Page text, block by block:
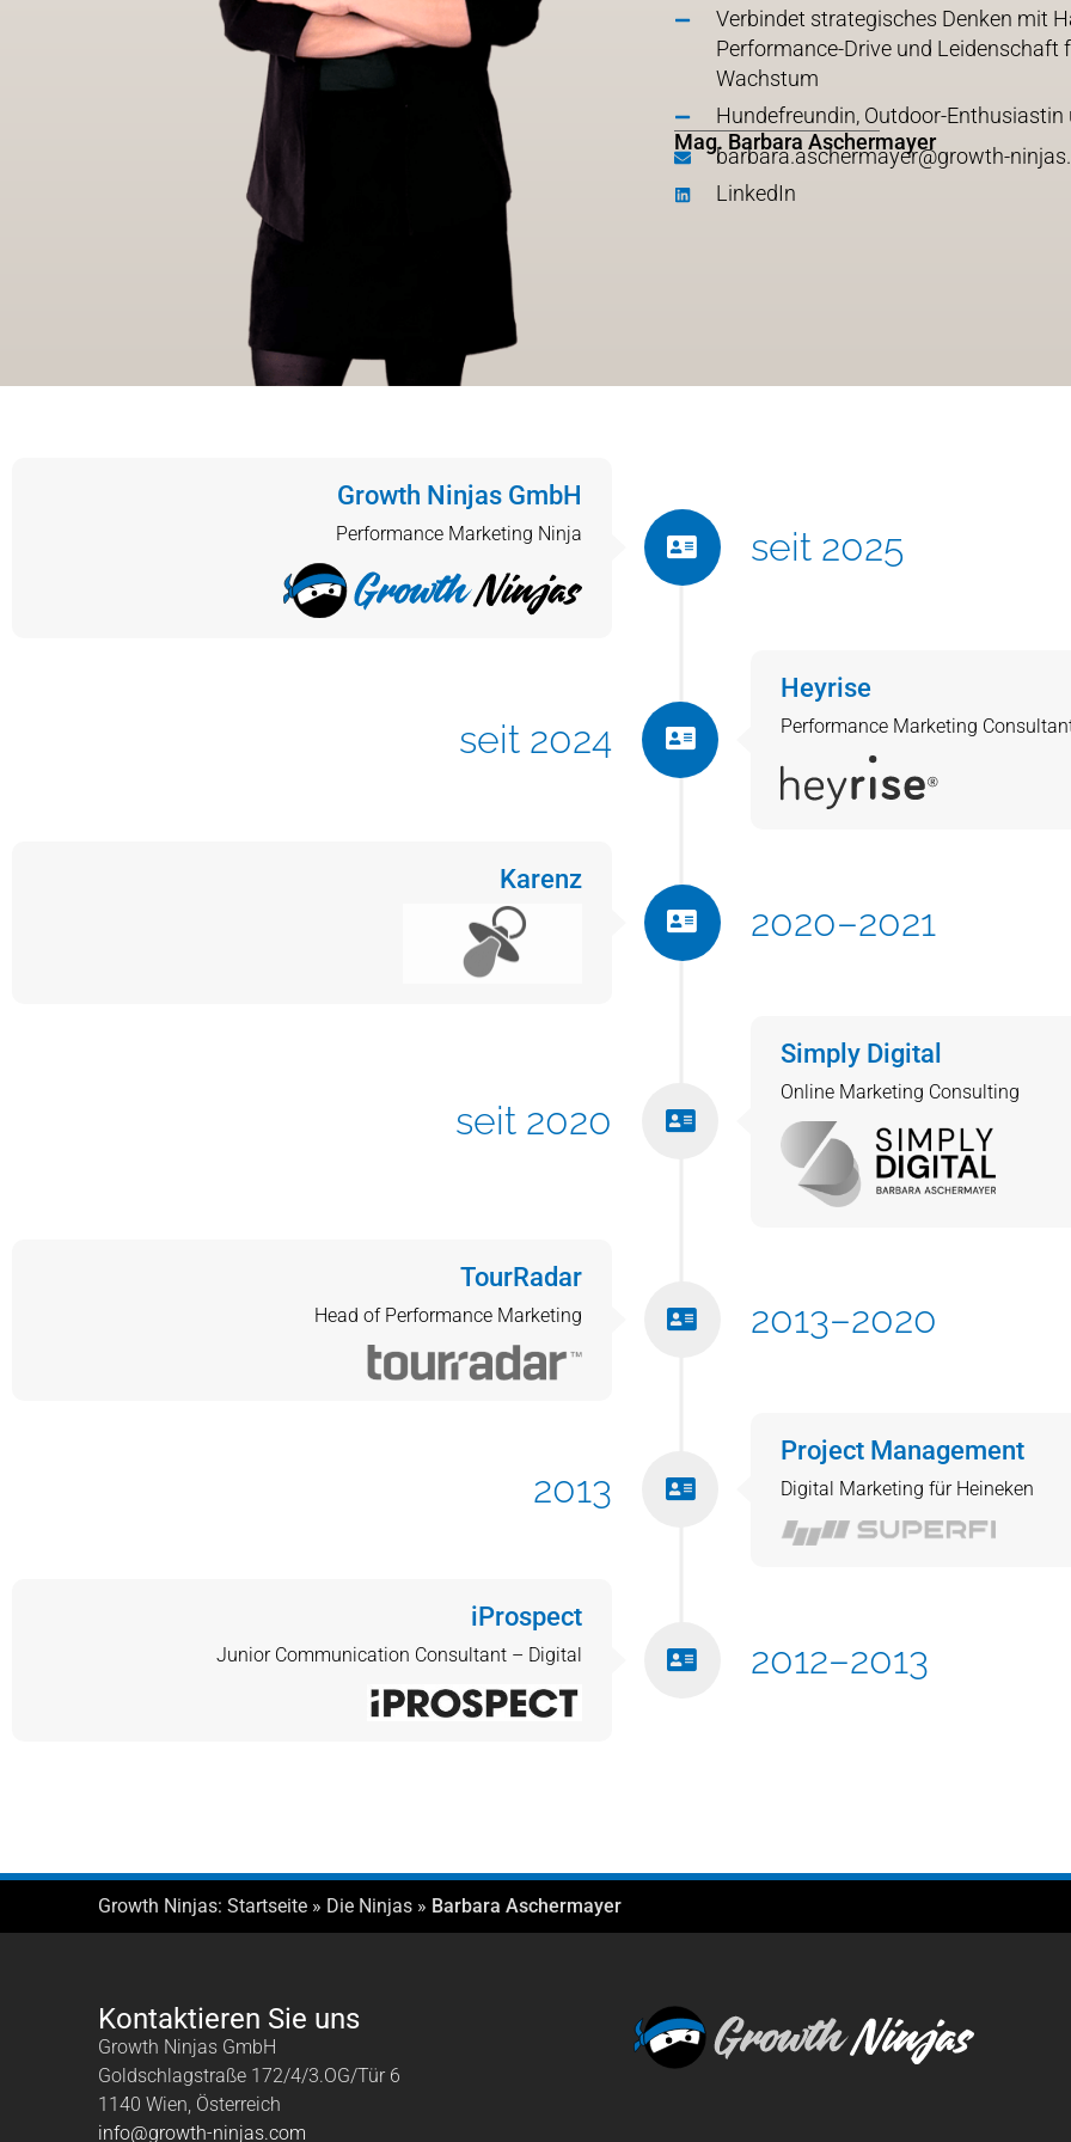
Verbindet strategisches Denken mit
Performance-Drive und Leidenschaft
Wachstum
Hundefreundin, Outdoor-
Mag. Barbara Aschermayer
barbara.aschermayer@growth-
LinkedIn
Growth Ninjas GmbH
Performance Marketing Ninja seit 2025
Heyrise
Performance Marketing
seit 2024
Karenz
2020–2021
Simply Digital
Online Marketing Consulting
seit 2020
TourRadar
Head of Performance Marketing 2013–2020
Project Management
Digital Marketing für Heineken
2013
iProspect
Junior Communication Consultant – Digital 2012–2013
Growth Ninjas: Startseite » Die Ninjas » Barbara Aschermayer
Kontaktieren Sie uns
Growth Ninjas GmbH
Goldschlagstraße 172/4/3.OG/Tür 6
1140 Wien, Österreich
info@growth-ninjas.com